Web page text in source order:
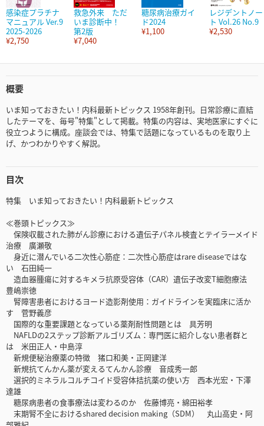
感染症プラチナ
マニュアル Ver.9
2025-2026
¥2,750
救急外来 ただ
いま診断中！
第2版
¥7,040
糖尿病治療ガイ
ド2024
¥1,100
レジデントノー
ト Vol.26 No.9
¥2,530
概要
いま知っておきたい！内科最新トピックス 1958年創刊。日常診療に直結
したテーマを、毎号"特集"として掲載。特集の内容は、実地医家にすぐに
役立つように構成。座談会では、特集で話題になっているものを取り上
げ、かつわかりやすく解説。
目次
特集 いま知っておきたい！内科最新トピックス
≪巻頭トピックス≫
保険収載された肺がん診療における遺伝子パネル検査とテイラーメイド
治療 廣瀬敬
身近に潜んでいる二次性心筋症：二次性心筋症はrare diseaseではな
い 石田純一
造血器腫瘍に対するキメラ抗原受容体（CAR）遺伝子改変T細胞療法
豊嶋崇徳
腎障害患者におけるヨード造影剤使用：ガイドラインを実臨床に活か
す 菅野義彦
国際的な重要課題となっている薬剤耐性問題とは 具芳明
NAFLDの2ステップ診断アルゴリズム：専門医に紹介しない患者群と
は 米田正人・中島淳
新規便秘治療薬の特徴 猪口和美・正岡建洋
新規抗てんかん薬が変えるてんかん診療 音成秀一郎
選択的ミネラルコルチコイド受容体拮抗薬の使い方 西本光宏・下澤
達雄
糖尿病患者の食事療法は変わるのか 佐藤博亮・綿田裕孝
末期腎不全におけるshared decision making（SDM） 丸山高史・阿